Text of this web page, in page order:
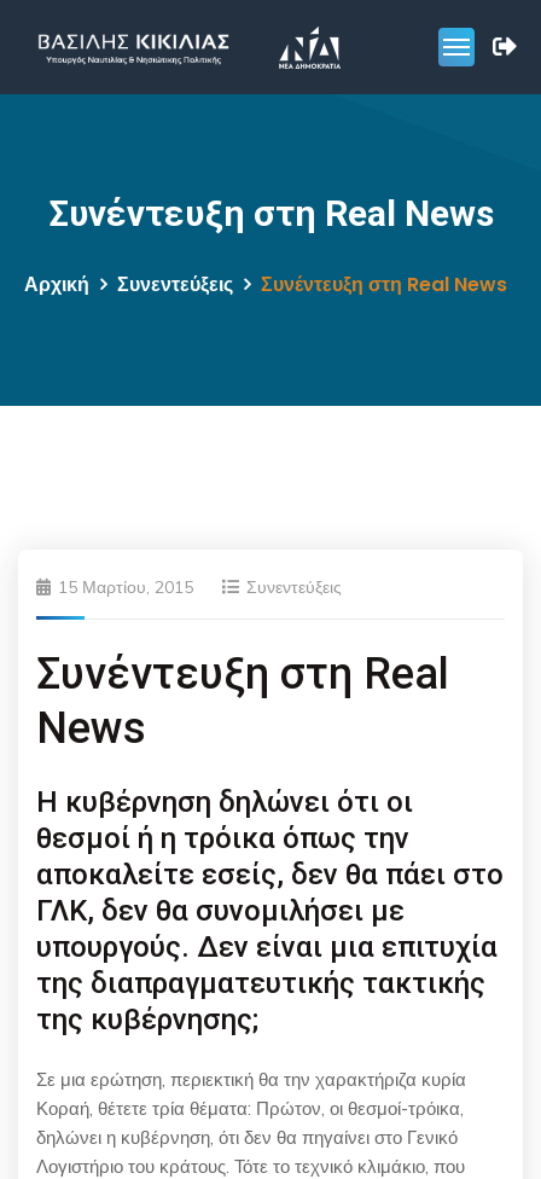
Συνέντευξη στη Real News
Αρχική Συνεντεύξεις Συνέντευξη στη Real News
15 Μαρτίου, 2015 Συνεντεύξεις
Συνέντευξη στη Real
News
H κυβέρνηση δηλώνει ότι οι
θεσμοί ή η τρόικα όπως την
αποκαλείτε εσείς, δεν θα πάει στο
ΓΛΚ, δεν θα συνομιλήσει με
υπουργούς. Δεν είναι μια επιτυχία
της διαπραγματευτικής τακτικής
της κυβέρνησης;
Σε μια ερώτηση, περιεκτική θα την χαρακτήριζα κυρία
Κοραή, θέτετε τρία θέματα: Πρώτον, οι θεσμοί-τρόικα,
δηλώνει η κυβέρνηση, ότι δεν θα πηγαίνει στο Γενικό
Λογιστήριο του κράτους. Τότε το τεχνικό κλιμάκιο, που